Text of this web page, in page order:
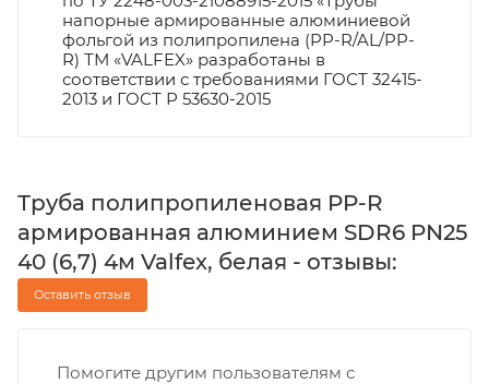
напорные армированные алюминиевой
фольгой из полипропилена (PP-R/AL/PP-
R) ТМ «VALFEX» разработаны в
соответствии с требованиями ГОСТ 32415-
2013 и ГОСТ Р 53630-2015
Труба полипропиленовая PP-R
армированная алюминием SDR6 PN25
40 (6,7) 4м Valfex, белая - отзывы:
Оставить отзыв
Помогите другим пользователям с